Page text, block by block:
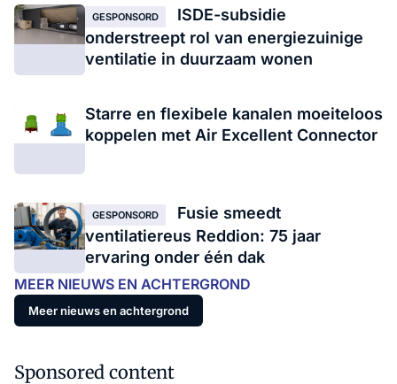
GESPONSORD
ISDE-subsidie
onderstreept rol van energiezuinige
ventilatie in duurzaam wonen
Starre en flexibele kanalen moeiteloos
koppelen met Air Excellent Connector
GESPONSORD
Fusie smeedt
ventilatiereus Reddion: 75 jaar
ervaring onder één dak
MEER NIEUWS EN ACHTERGROND
Meer nieuws en achtergrond
Sponsored content